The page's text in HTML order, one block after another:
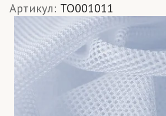
Артикул: TO001011